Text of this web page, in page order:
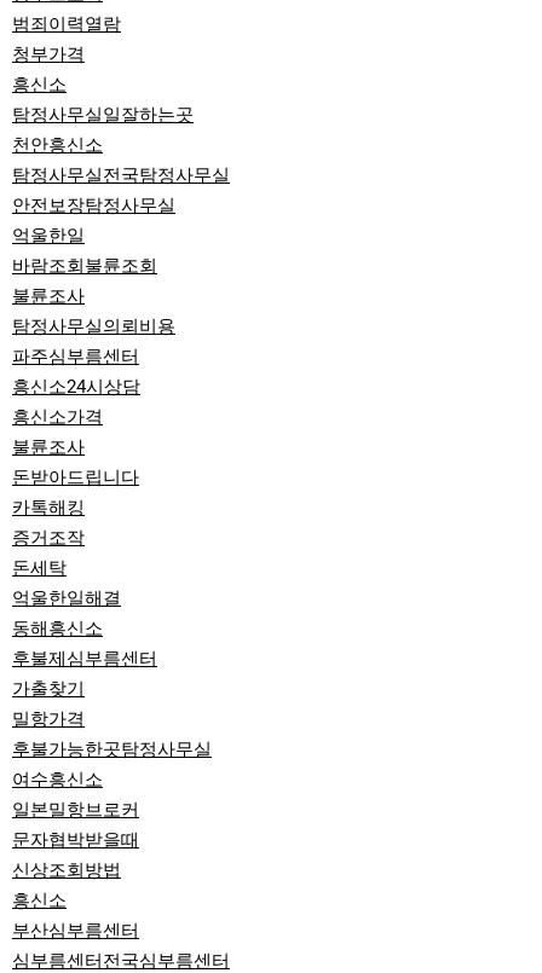
범죄이력열람
청부가격
흥신소
탐정사무실일잘하는곳
천안흥신소
탐정사무실전국탐정사무실
안전보장탐정사무실
억울한일
바람조회불륜조회
불륜조사
탐정사무실의뢰비용
파주심부름센터
흥신소24시상담
흥신소가격
불륜조사
돈받아드립니다
카톡해킹
증거조작
돈세탁
억울한일해결
동해흥신소
후불제심부름센터
가출찾기
밀항가격
후불가능한곳탐정사무실
여수흥신소
일본밀항브로커
문자협박받을때
신상조회방법
흥신소
부산심부름센터
심부름센터전국심부름센터